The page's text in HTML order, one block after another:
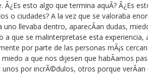
Â¿Es esto algo que termina aquÃ­? Â¿Es
o ciudades? A la vez que se valoraba
uno llevaba dentro, aparecÃ­an dudas,
a que se malinterpretase esta experiencia,
por parte de las personas mÃ¡s
miedo a que nos dijesen que habÃ­amos
unos por incrÃ©dulos, otros porque verÃ­an